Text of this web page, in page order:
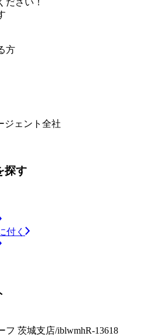
方
ジェント全社
探す
付く
茨城支店/iblwmhR-13618